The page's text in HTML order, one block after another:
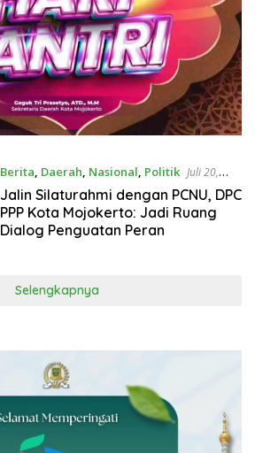
Berita, Daerah, Nasional, Politik Juli 20,
2026
Jalin Silaturahmi dengan PCNU, DPC
PPP Kota Mojokerto: Jadi Ruang
Dialog Penguatan Peran
Selengkapnya